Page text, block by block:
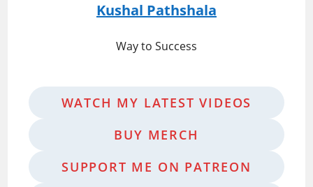
Kushal Pathshala
Way to Success
WATCH MY LATEST VIDEOS
BUY MERCH
SUPPORT ME ON PATREON